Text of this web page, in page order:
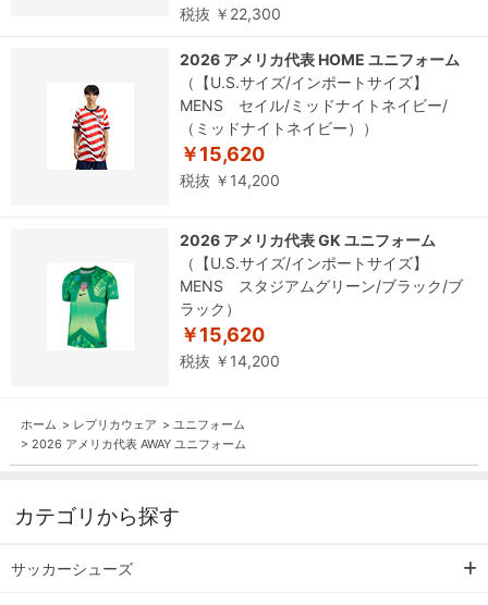
税抜 ￥22,300
2026 アメリカ代表 HOME ユニフォーム
（【U.S.サイズ/インポートサイズ】
MENS セイル/ミッドナイトネイビー/
（ミッドナイトネイビー））
￥15,620
税抜 ￥14,200
2026 アメリカ代表 GK ユニフォーム
（【U.S.サイズ/インポートサイズ】
MENS スタジアムグリーン/ブラック/ブ
ラック）
￥15,620
税抜 ￥14,200
ホーム > レプリカウェア > ユニフォーム
> 2026 アメリカ代表 AWAY ユニフォーム
カテゴリから探す
サッカーシューズ